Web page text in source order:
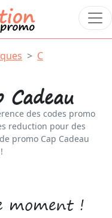
C
Cadeau
des codes promo
reduction pour des
promo Cap Cadeau
moment !